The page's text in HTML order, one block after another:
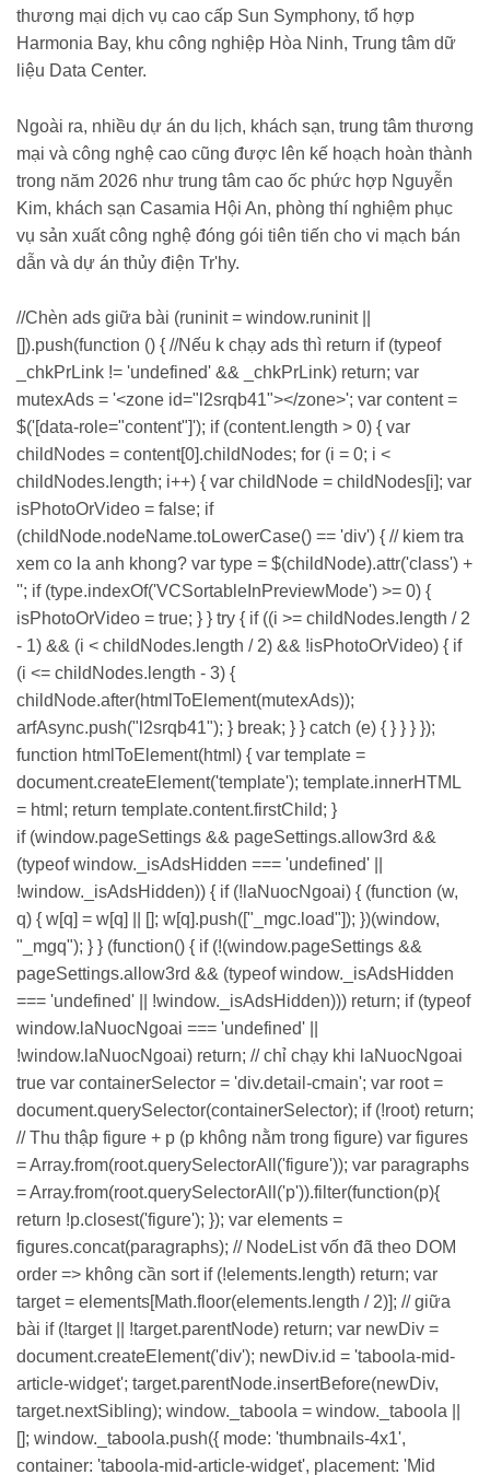
thương mại dịch vụ cao cấp Sun Symphony, tổ hợp
Harmonia Bay, khu công nghiệp Hòa Ninh, Trung tâm dữ
liệu Data Center.
Ngoài ra, nhiều dự án du lịch, khách sạn, trung tâm thương
mại và công nghệ cao cũng được lên kế hoạch hoàn thành
trong năm 2026 như trung tâm cao ốc phức hợp Nguyễn
Kim, khách sạn Casamia Hội An, phòng thí nghiệm phục
vụ sản xuất công nghệ đóng gói tiên tiến cho vi mạch bán
dẫn và dự án thủy điện Tr'hy.
//Chèn ads giữa bài (runinit = window.runinit ||
[]).push(function () { //Nếu k chạy ads thì return if (typeof
_chkPrLink != 'undefined' && _chkPrLink) return; var
mutexAds = '<zone id="l2srqb41"></zone>'; var content =
$('[data-role="content"]'); if (content.length > 0) { var
childNodes = content[0].childNodes; for (i = 0; i <
childNodes.length; i++) { var childNode = childNodes[i]; var
isPhotoOrVideo = false; if
(childNode.nodeName.toLowerCase() == 'div') { // kiem tra
xem co la anh khong? var type = $(childNode).attr('class') +
''; if (type.indexOf('VCSortableInPreviewMode') >= 0) {
isPhotoOrVideo = true; } } try { if ((i >= childNodes.length / 2
- 1) && (i < childNodes.length / 2) && !isPhotoOrVideo) { if
(i <= childNodes.length - 3) {
childNode.after(htmlToElement(mutexAds));
arfAsync.push("l2srqb41"); } break; } } catch (e) { } } } });
function htmlToElement(html) { var template =
document.createElement('template'); template.innerHTML
= html; return template.content.firstChild; }
if (window.pageSettings && pageSettings.allow3rd &&
(typeof window._isAdsHidden === 'undefined' ||
!window._isAdsHidden)) { if (!laNuocNgoai) { (function (w,
q) { w[q] = w[q] || []; w[q].push(["_mgc.load"]); })(window,
"_mgq"); } } (function() { if (!(window.pageSettings &&
pageSettings.allow3rd && (typeof window._isAdsHidden
=== 'undefined' || !window._isAdsHidden))) return; if (typeof
window.laNuocNgoai === 'undefined' ||
!window.laNuocNgoai) return; // chỉ chạy khi laNuocNgoai
true var containerSelector = 'div.detail-cmain'; var root =
document.querySelector(containerSelector); if (!root) return;
// Thu thập figure + p (p không nằm trong figure) var figures
= Array.from(root.querySelectorAll('figure')); var paragraphs
= Array.from(root.querySelectorAll('p')).filter(function(p){
return !p.closest('figure'); }); var elements =
figures.concat(paragraphs); // NodeList vốn đã theo DOM
order => không cần sort if (!elements.length) return; var
target = elements[Math.floor(elements.length / 2)]; // giữa
bài if (!target || !target.parentNode) return; var newDiv =
document.createElement('div'); newDiv.id = 'taboola-mid-
article-widget'; target.parentNode.insertBefore(newDiv,
target.nextSibling); window._taboola = window._taboola ||
[]; window._taboola.push({ mode: 'thumbnails-4x1',
container: 'taboola-mid-article-widget', placement: 'Mid